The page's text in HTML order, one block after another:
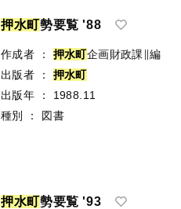
押水町勢要覧 '88
作成者 ： 押水町企画財政課∥編
出版者
： 押水町
出版年
：
1988.11
種別
： 図書
押水町勢要覧 '93